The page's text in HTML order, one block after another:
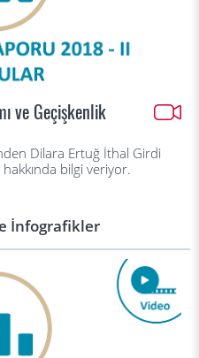
ve Geçişkenlik
Dilara Ertuğ İthal Girdi
hakkında bilgi veriyor.
İnfografikler